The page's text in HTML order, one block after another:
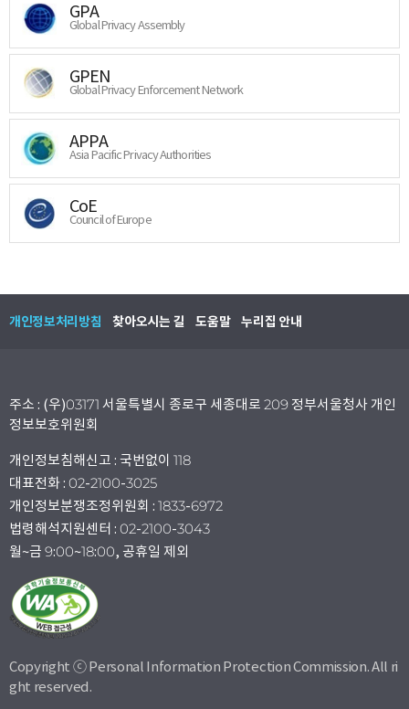
GPA
Global Privacy Assembly
GPEN
Global Privacy Enforcement Network
APPA
Asia Pacific Privacy Authorities
CoE
Council of Europe
개인정보처리방침 찾아오시는 길 도움말 누리집 안내
주소 : (우)03171 서울특별시 종로구 세종대로 209 정부서울청사 개인
정보보호위원회
개인정보침해신고 : 국번없이 118
대표전화 : 02-2100-3025
개인정보분쟁조정위원회 : 1833-6972
법령해석지원센터 : 02-2100-3043
월~금 9:00~18:00, 공휴일 제외
Copyright ⓒ Personal Information Protection Commission. All ri
ght reserved.